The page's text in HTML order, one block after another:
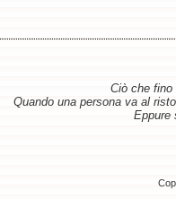
Ciò che fino
Quando una persona va al
Eppure